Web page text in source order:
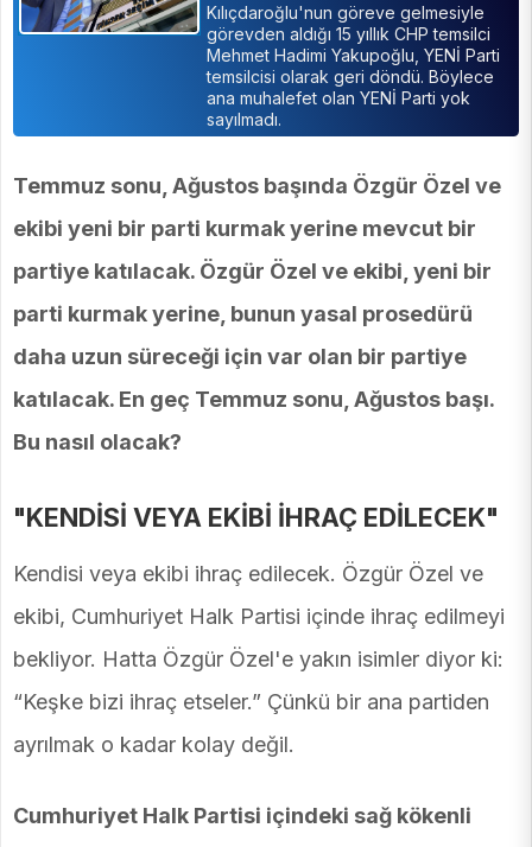
Kılıçdaroğlu'nun göreve gelmesiyle
görevden aldığı 15 yıllık CHP temsilci
Mehmet Hadimi Yakupoğlu, YENİ Parti
temsilcisi olarak geri döndü. Böylece
ana muhalefet olan YENİ Parti yok
sayılmadı.
Temmuz sonu, Ağustos başında Özgür Özel ve
ekibi yeni bir parti kurmak yerine mevcut bir
partiye katılacak. Özgür Özel ve ekibi, yeni bir
parti kurmak yerine, bunun yasal prosedürü
daha uzun süreceği için var olan bir partiye
katılacak. En geç Temmuz sonu, Ağustos başı.
Bu nasıl olacak?
"KENDİSİ VEYA EKİBİ İHRAÇ EDİLECEK"
Kendisi veya ekibi ihraç edilecek. Özgür Özel ve
ekibi, Cumhuriyet Halk Partisi içinde ihraç edilmeyi
bekliyor. Hatta Özgür Özel'e yakın isimler diyor ki:
“Keşke bizi ihraç etseler.” Çünkü bir ana partiden
ayrılmak o kadar kolay değil.
Cumhuriyet Halk Partisi içindeki sağ kökenli